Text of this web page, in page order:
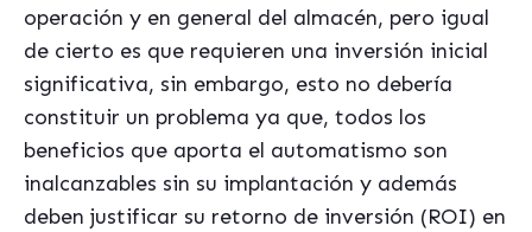
operación y en general del almacén, pero igual
de cierto es que requieren una inversión inicial
significativa, sin embargo, esto no debería
constituir un problema ya que, todos los
beneficios que aporta el automatismo son
inalcanzables sin su implantación y además
deben justificar su retorno de inversión (ROI) en